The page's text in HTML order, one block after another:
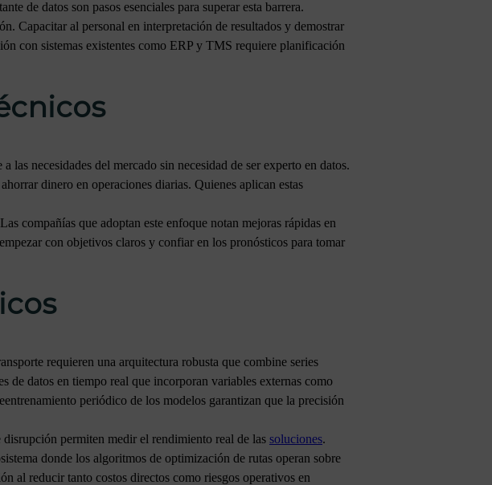
de datos son pasos esenciales para superar esta barrera.
Capacitar al personal en interpretación de resultados y demostrar
con sistemas existentes como ERP y TMS requiere planificación
necesidades del mercado sin necesidad de ser experto en datos.
dinero en operaciones diarias. Quienes aplican estas
compañías que adoptan este enfoque notan mejoras rápidas en
con objetivos claros y confiar en los pronósticos para tomar
requieren una arquitectura robusta que combine series
de datos en tiempo real que incorporan variables externas como
periódico de los modelos garantizan que la precisión
permiten medir el rendimiento real de las soluciones.
donde los algoritmos de optimización de rutas operan sobre
al reducir tanto costos directos como riesgos operativos en